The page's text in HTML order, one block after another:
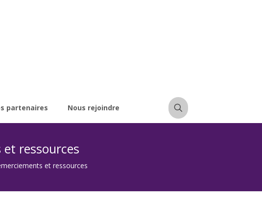
partenaires Nous rejoindre
et ressources
et ressources